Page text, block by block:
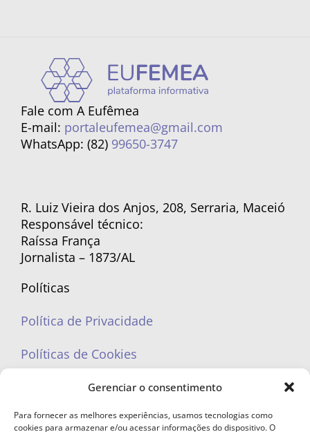
Gerenciar o consentimento
Para fornecer as melhores experiências, usamos tecnologias como
cookies para armazenar e/ou acessar informações do dispositivo. O
Fale com A Eufêmea
E-mail: portaleufemea@gmail.com
WhatsApp: (82) 99650-3747
R. Luiz Vieira dos Anjos, 208, Serraria, Maceió
Responsável técnico:
Raíssa França
Jornalista – 1873/AL
Políticas
Política de Privacidade
Políticas de Cookies